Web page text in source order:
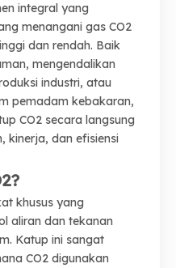
integral yang
menangani gas CO2
dan rendah. Baik
mengendalikan
industri, atau
pemadam kebakaran,
CO2 secara langsung
kinerja, dan efisiensi
khusus yang
aliran dan tekanan
Katup ini sangat
CO2 digunakan